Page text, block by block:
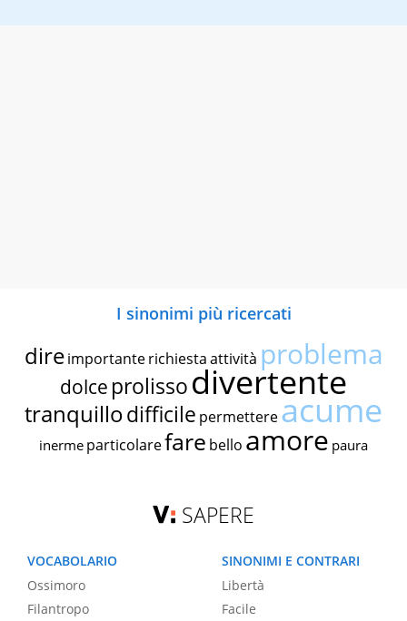
I sinonimi più ricercati
dire importante richiestaattività problema
dolce prolissodivertente
tranquillodifficile permettereacume
inerme particolarefare bello amore paura
SAPERE
VOCABOLARIO
Ossimoro
Filantropo
SINONIMI E CONTRARI
Libertà
Facile